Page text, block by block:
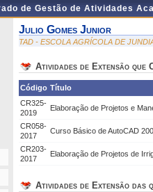
de Gestão de Atividades
Julio Gomes Junior
TAD - ESCOLA AGRÍCOLA DE
Atividades de Extensão que
Código Título
CR325-
2019
Elaboração de Projetos e
CR058-
2017
Curso Básico de AutoCAD
CR203-
2017
Elaboração de Projetos de
Atividades de Extensão das